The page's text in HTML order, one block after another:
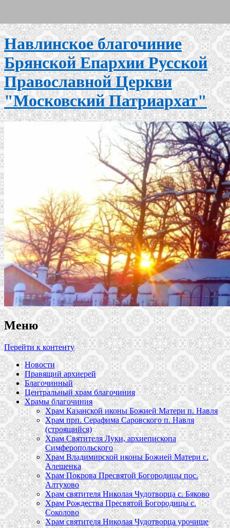
Навлинское благочиние
Брянской Епархии Русской
Православной Церкви
"Московский Патриархат"
Меню
Перейти к контенту
Новости
Правящий архиерей
Благочинный
Центральный храм благочиния
Храмы благочиния
Храм Казанской иконы Божией Матери п. Навля
Храм прп. Серафима Саровского п. Навля
(строящийся)
Храм Святителя Луки, архиепископа
Симферопольского
Храм Владимирской иконы Божией Матери с.
Алешенка
Храм Покрова Пресвятой Богородицы пос.
Алтухово
Храм святителя Николая Чудотворца с. Бяково
Храм Рождества Пресвятой Богородицы с.
Соколово
Храм святителя Николая Чудотворца урочище